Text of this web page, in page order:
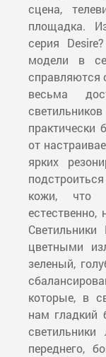
сцена,
площадка.
серия
модели в
справляются
весьма
практически
от
ярких
кожи, что
цветными
зеленый,
которые, в
нам гладкий
переднего,